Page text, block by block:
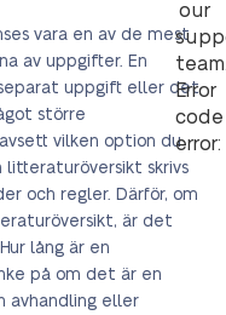
our
Error
code
error:
vara en av de mest
av uppgifter. En
uppgift eller det
större
vilken option du
litteraturöversikt skrivs
och regler. Därför, om
är det
lång är en
på om det är en
avhandling eller